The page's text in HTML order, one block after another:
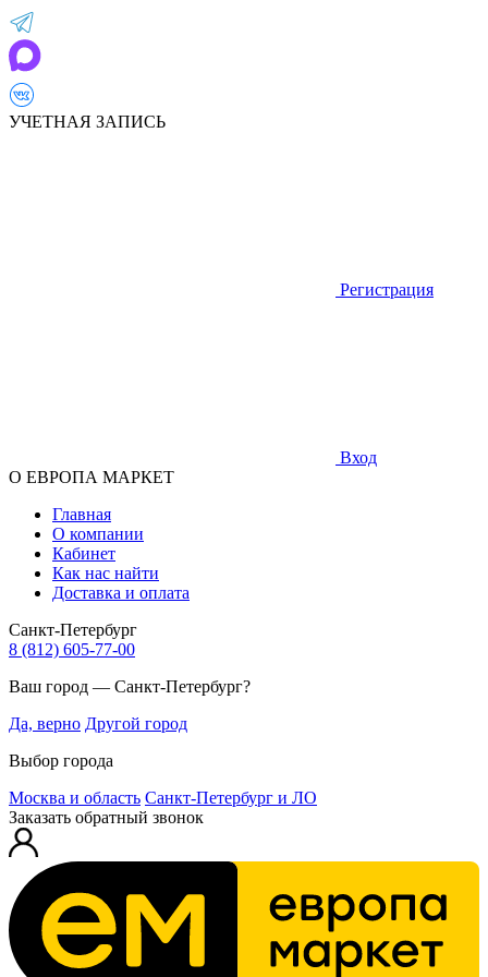
УЧЕТНАЯ ЗАПИСЬ
Регистрация
Вход
О ЕВРОПА МАРКЕТ
Главная
О компании
Кабинет
Как нас найти
Доставка и оплата
Санкт-Петербург
8 (812) 605-77-00
Ваш город — Санкт-Петербург?
Да, верно Другой город
Выбор города
Москва и область Санкт-Петербург и ЛО
Заказать обратный звонок